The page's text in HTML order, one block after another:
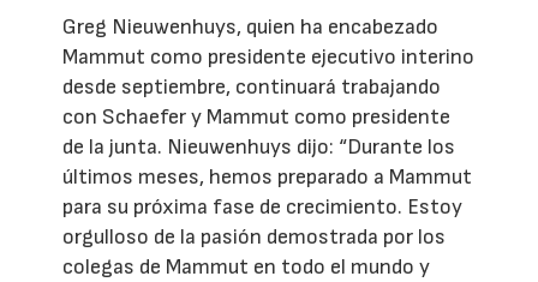
Greg Nieuwenhuys, quien ha encabezado
Mammut como presidente ejecutivo interino
desde septiembre, continuará trabajando
con Schaefer y Mammut como presidente
de la junta. Nieuwenhuys dijo: “Durante los
últimos meses, hemos preparado a Mammut
para su próxima fase de crecimiento. Estoy
orgulloso de la pasión demostrada por los
colegas de Mammut en todo el mundo y